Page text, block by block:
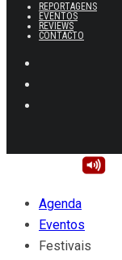
REPORTAGENS
EVENTOS
REVIEWS
CONTACTO
Agenda
Eventos
Festivais